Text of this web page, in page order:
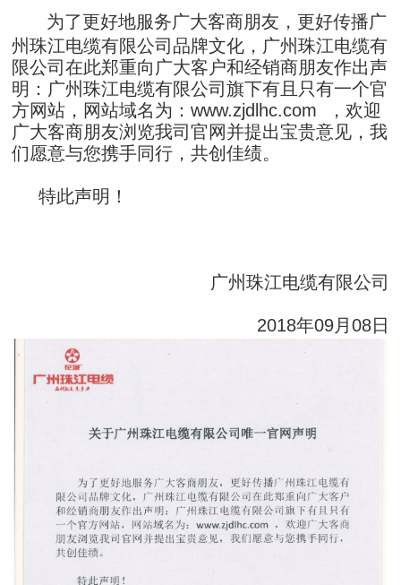
为了更好地服务广大客商朋友，更好传播广
州珠江电缆有限公司品牌文化，广州珠江电缆有
限公司在此郑重向广大客户和经销商朋友作出声
明：广州珠江电缆有限公司旗下有且只有一个官
方网站，网站域名为：www.zjdlhc.com
，欢迎
广大客商朋友浏览我司官网并提出宝贵意见，我
们愿意与您携手同行，共创佳绩。
特此声明！
广州珠江电缆有限公司
2018年09月 08日